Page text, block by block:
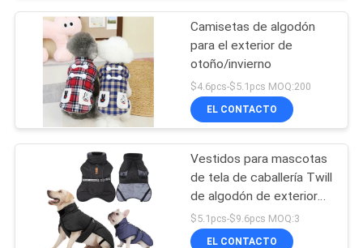
MAPA
SITIO
PRIVACY
tracción del animal
doméstico
Cuellos del
entrenamiento del
animal doméstico
42
Camisetas de algodón
para el exterior de
otoño/invierno
$4.6pcs-$5.1pcs MOQ:200
EL CONTACTO
Vestidos para mascotas
de tela de caballería Twill
de algodón de exterior
en tamaños XL / 6XL
$5.1pcs-$9.6pcs MOQ:3
EL CONTACTO